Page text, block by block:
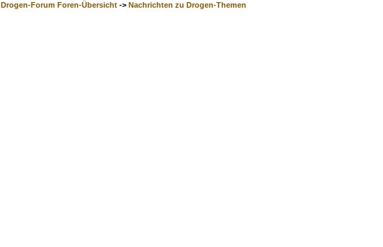
Drogen-Forum Foren-Übersicht -> Nachrichten zu Drogen-Themen